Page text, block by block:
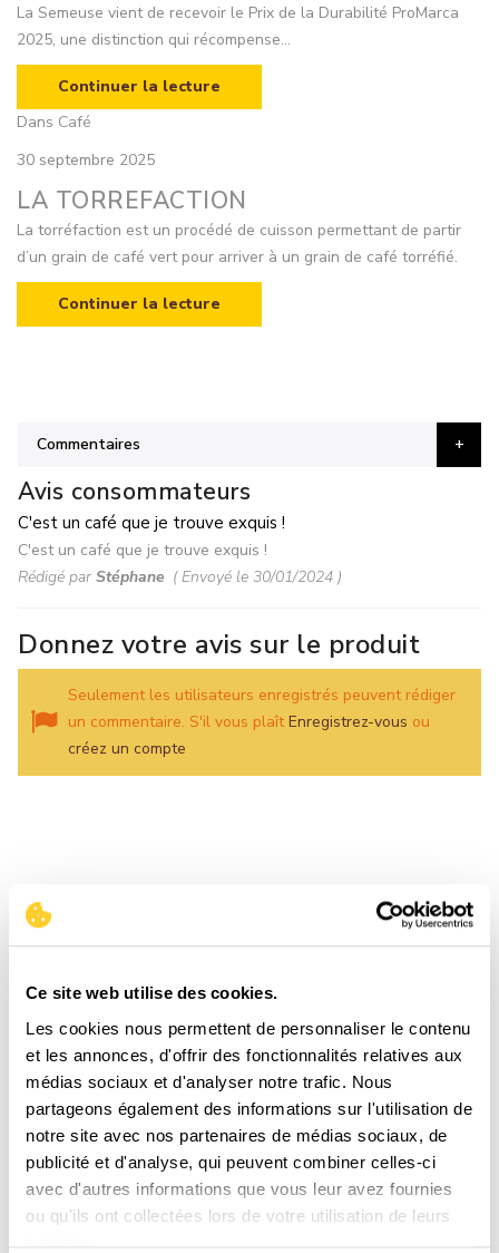
Ce site web utilise des cookies.
Les cookies nous permettent de personnaliser le contenu
et les annonces, d'offrir des fonctionnalités relatives aux
médias sociaux et d'analyser notre trafic. Nous
partageons également des informations sur l'utilisation de
notre site avec nos partenaires de médias sociaux, de
publicité et d'analyse, qui peuvent combiner celles-ci
avec d'autres informations que vous leur avez fournies
ou qu'ils ont collectées lors de votre utilisation de leurs
La Semeuse vient de recevoir le Prix de la Durabilité ProMarca
2025, une distinction qui récompense...
Continuer la lecture
Dans Café
30 septembre 2025
LA TORREFACTION
La torréfaction est un procédé de cuisson permettant de partir
d’un grain de café vert pour arriver à un grain de café torréfié.
Continuer la lecture
Commentaires
Avis consommateurs
C'est un café que je trouve exquis !
C'est un café que je trouve exquis !
Rédigé par Stéphane Envoyé le 30/01/2024
Donnez votre avis sur le produit
Seulement les utilisateurs enregistrés peuvent rédiger
un commentaire. S'il vous plaîtEnregistrez-vous ou
créez un compte
CES PRODUITS
POURRAIENT VOUS
INTÉRESSER